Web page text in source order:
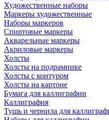
Художественные наборы
Маркеры художественные
Наборы маркеров
Спиртовые маркеры
Акварельные маркеры
Акриловые маркеры
Холсты
Холсты на подрамнике
Холсты с контуром
Холсты на картоне
Бумага для каллиграфии
Каллиграфия
Тушь и чернила для